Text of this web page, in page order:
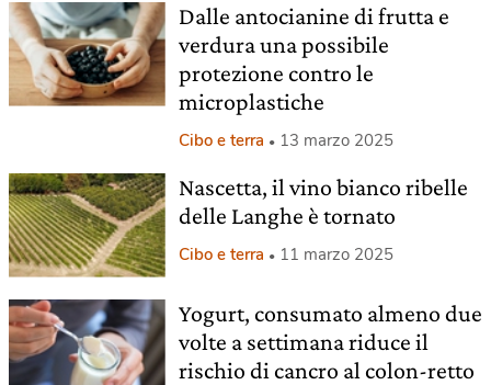
Dalle antocianine di frutta e
verdura una possibile
protezione contro le
microplastiche
Cibo e terra 13 marzo 2025
Nascetta, il vino bianco ribelle
delle Langhe è tornato
Cibo e terra 11 marzo 2025
Yogurt, consumato almeno due
volte a settimana riduce il
rischio di cancro al colon-retto